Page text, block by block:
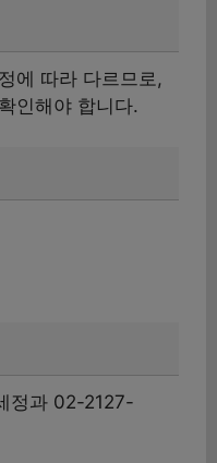
에 따라 다르므로,
인해야 합니다.
정과 02-2127-